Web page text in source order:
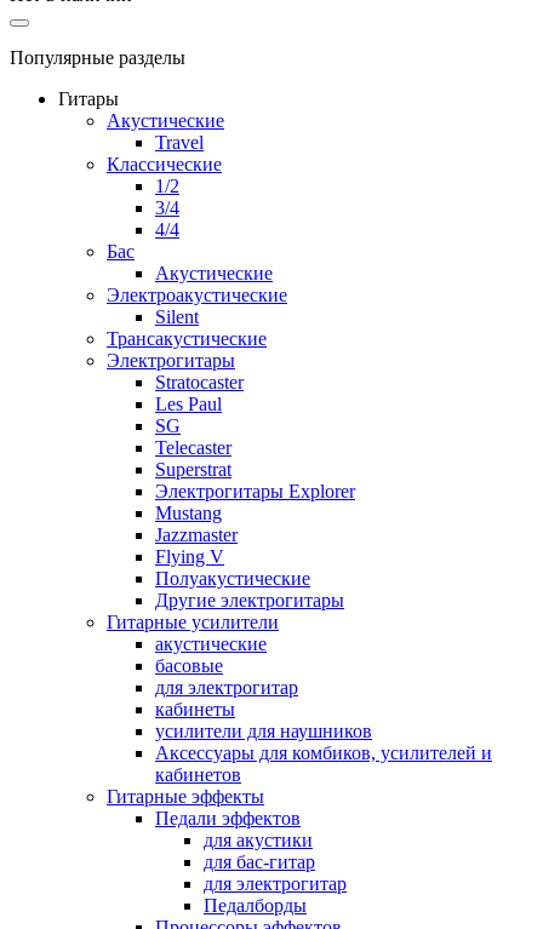
Популярные разделы
Гитары
Акустические
Travel
Классические
1/2
3/4
4/4
Бас
Акустические
Электроакустические
Silent
Трансакустические
Электрогитары
Stratocaster
Les Paul
SG
Telecaster
Superstrat
Электрогитары Explorer
Mustang
Jazzmaster
Flying V
Полуакустические
Другие электрогитары
Гитарные усилители
акустические
басовые
для электрогитар
кабинеты
усилители для наушников
Аксессуары для комбиков, усилителей и
кабинетов
Гитарные эффекты
Педали эффектов
для акустики
для бас-гитар
для электрогитар
Педалборды